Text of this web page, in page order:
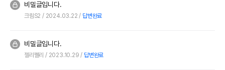
비밀글입니다.
크림S2 2024.03.22 답변완료
비밀글입니다.
젤리쩰리 2023.10.29 답변완료